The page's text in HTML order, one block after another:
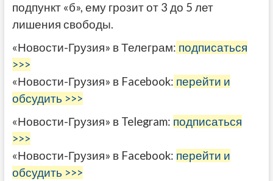
подпункт «б», ему грозит от 3 до 5 лет
лишения свободы.
«Новости-Грузия» в Телеграм: подписаться
>>>
«Новости-Грузия» в Facebook: перейти и
обсудить >>>
«Новости-Грузия» в Telegram: подписаться
>>>
«Новости-Грузия» в Facebook: перейти и
обсудить >>>